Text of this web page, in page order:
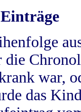
die
war,
das